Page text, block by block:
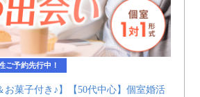
ご予約先行中！
お菓子付き♪】【50代中心】個室婚活